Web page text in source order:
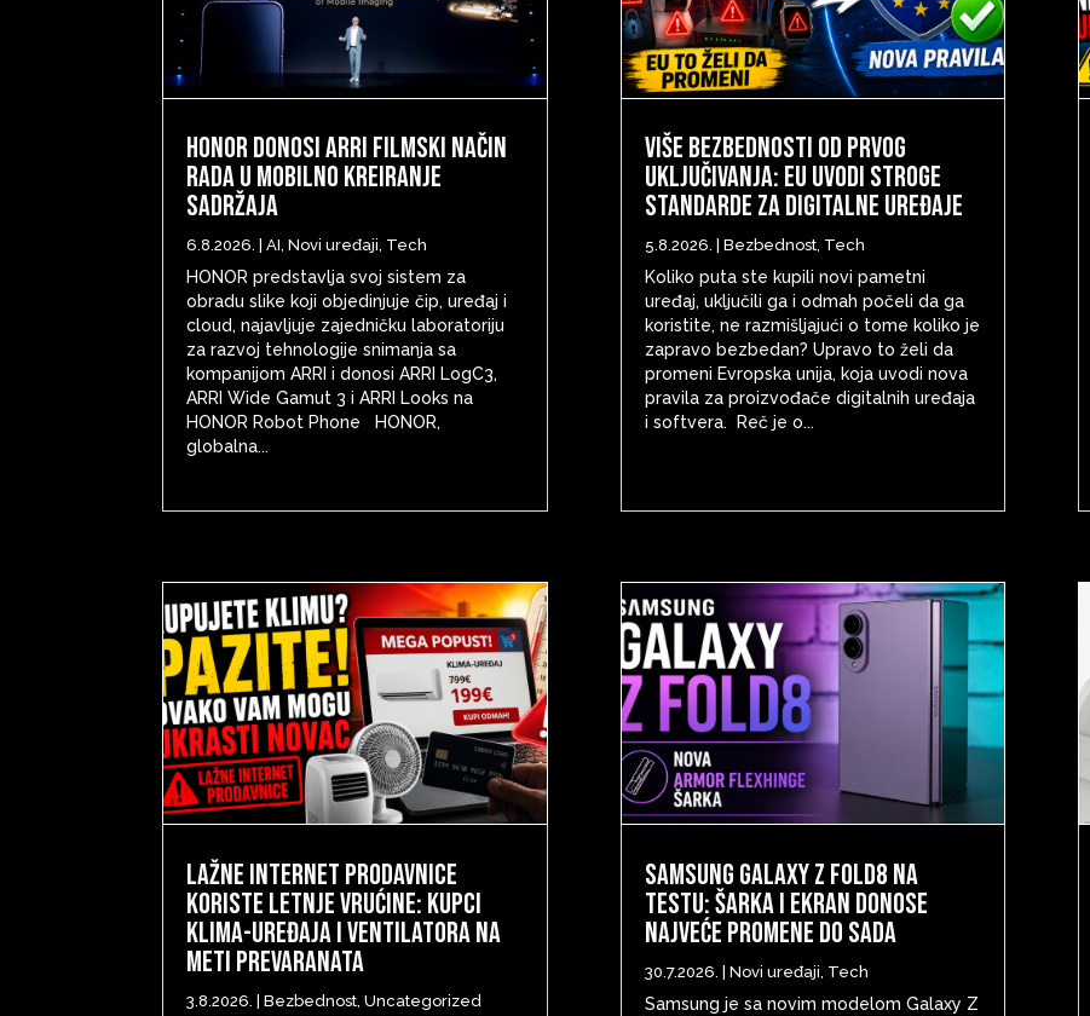
HONOR donosi ARRI filmski način
rada u mobilno kreiranje
sadržaja
6.8.2026. |AI,Novi uređaji, Tech
HONOR predstavlja svoj sistem za
obradu slike koji objedinjuje čip, uređaj i
cloud, najavljuje zajedničku laboratoriju
za razvoj tehnologije snimanja sa
kompanijom ARRI i donosi ARRI LogC3,
ARRI Wide Gamut 3 i ARRI Looks na
HONOR Robot Phone HONOR,
globalna...
Lažne internet prodavnice
koriste letnje vrućine: Kupci
klima-uređaja i ventilatora na
meti prevaranata
3.8.2026. |Bezbednost ,Uncategorized
Više bezbednosti od prvog
uključivanja: EU uvodi stroge
standarde za digitalne uređaje
5.8.2026. Bezbednost, Tech
Koliko puta ste kupili novi pametni
uređaj, uključili ga i odmah počeli da ga
koristite, ne razmišljajući o tome koliko je
zapravo bezbedan? Upravo to želi da
promeni Evropska unija, koja uvodi nova
pravila za proizvođače digitalnih uređaja
i softvera. Reč je o...
Samsung Galaxy Z Fold8 na
testu: šarka i ekran donose
najveće promene do sada
30.7.2026. | Novi uređaji Tech
Samsung je sa novim modelom Galaxy Z